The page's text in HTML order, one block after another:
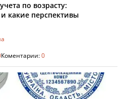
по возрасту:
какие перспективы
Коментарии:0